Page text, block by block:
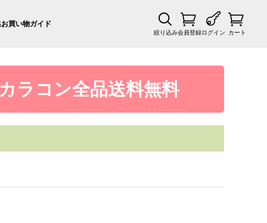
お買い物ガイド
絞り込み会員登録ログイン カート
ラコン全品送料無料